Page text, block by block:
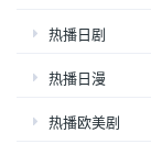
热播日剧
热播日漫
热播欧美剧